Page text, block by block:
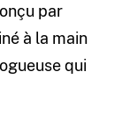
par
à la main
qui